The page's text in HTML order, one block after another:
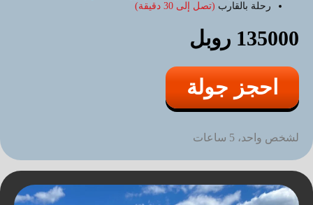
رحلة بالقارب (تصل إلى 30 دقيقة)
135000 روبل
احجز جولة
لشخص واحد، 5 ساعات